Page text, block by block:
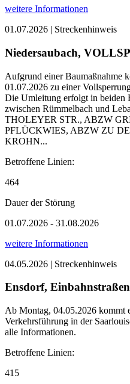
weitere Informationen
01.07.2026 | Streckenhinweis
Niedersaubach,
Aufgrund einer Baumaßnahme
01.07.2026 zu einer
Die Umleitung erfolgt in beiden
zwischen Rümmelbach und
THOLEYER STR., ABZW
PFLÜCKWIES, ABZW ZU
KROHN...
Betroffene Linien:
464
Dauer der Störung
01.07.2026 - 31.08.2026
weitere Informationen
04.05.2026 | Streckenhinweis
Ensdorf,
Ab Montag, 04.05.2026 kommt
Verkehrsführung in der
alle Informationen.
Betroffene Linien:
415